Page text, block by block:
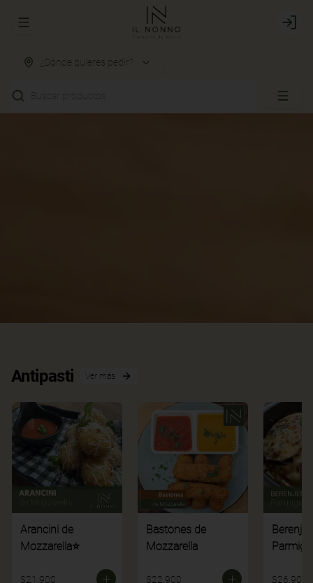
Abrir menu de navegación Login
¿Dónde quieres pedir?
Buscar productos
Antipasti Ver más
Arancini de
Mozzarella⭐
$21.900
Bastones de
Mozzarella
$22.900 $26.900